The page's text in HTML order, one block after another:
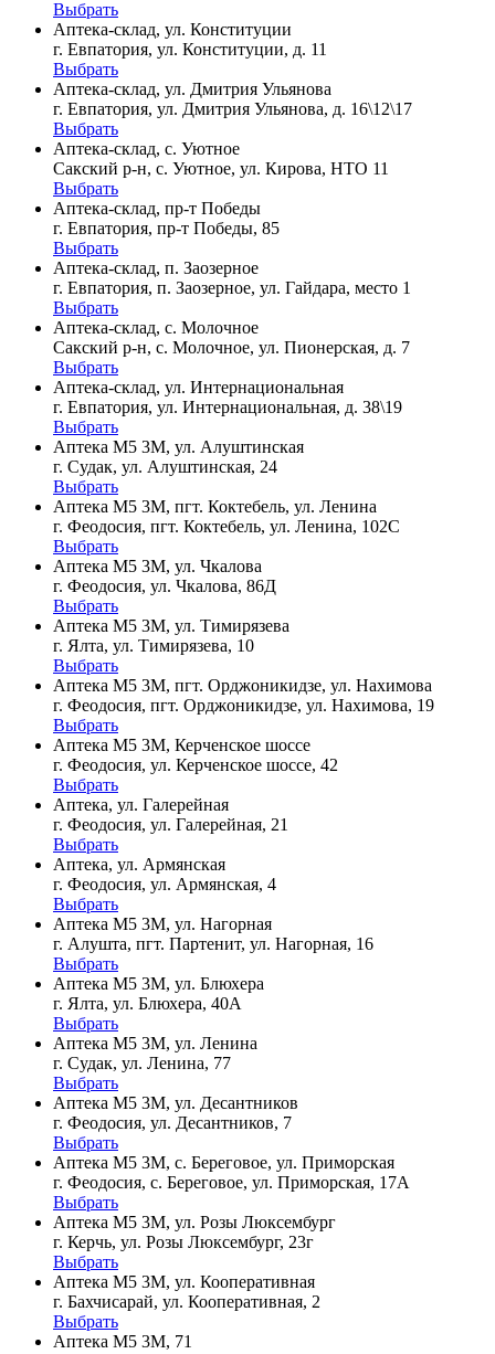
Выбрать
Аптека-склад, ул. Конституции
г. Евпатория, ул. Конституции, д. 11
Выбрать
Аптека-склад, ул. Дмитрия Ульянова
г. Евпатория, ул. Дмитрия Ульянова, д. 16\12\17
Выбрать
Аптека-склад, с. Уютное
Сакский р-н, с. Уютное, ул. Кирова, НТО 11
Выбрать
Аптека-склад, пр-т Победы
г. Евпатория, пр-т Победы, 85
Выбрать
Аптека-склад, п. Заозерное
г. Евпатория, п. Заозерное, ул. Гайдара, место 1
Выбрать
Аптека-склад, с. Молочное
Сакский р-н, с. Молочное, ул. Пионерская, д. 7
Выбрать
Аптека-склад, ул. Интернациональная
г. Евпатория, ул. Интернациональная, д. 38\19
Выбрать
Аптека М5 3М, ул. Алуштинская
г. Судак, ул. Алуштинская, 24
Выбрать
Аптека М5 3М, пгт. Коктебель, ул. Ленина
г. Феодосия, пгт. Коктебель, ул. Ленина, 102С
Выбрать
Аптека М5 3М, ул. Чкалова
г. Феодосия, ул. Чкалова, 86Д
Выбрать
Аптека М5 3М, ул. Тимирязева
г. Ялта, ул. Тимирязева, 10
Выбрать
Аптека М5 3М, пгт. Орджоникидзе, ул. Нахимова
г. Феодосия, пгт. Орджоникидзе, ул. Нахимова, 19
Выбрать
Аптека М5 3М, Керченское шоссе
г. Феодосия, ул. Керченское шоссе, 42
Выбрать
Аптека, ул. Галерейная
г. Феодосия, ул. Галерейная, 21
Выбрать
Аптека, ул. Армянская
г. Феодосия, ул. Армянская, 4
Выбрать
Аптека М5 3М, ул. Нагорная
г. Алушта, пгт. Партенит, ул. Нагорная, 16
Выбрать
Аптека М5 3М, ул. Блюхера
г. Ялта, ул. Блюхера, 40А
Выбрать
Аптека М5 3М, ул. Ленина
г. Судак, ул. Ленина, 77
Выбрать
Аптека М5 3М, ул. Десантников
г. Феодосия, ул. Десантников, 7
Выбрать
Аптека М5 3М, с. Береговое, ул. Приморская
г. Феодосия, с. Береговое, ул. Приморская, 17А
Выбрать
Аптека М5 3М, ул. Розы Люксембург
г. Керчь, ул. Розы Люксембург, 23г
Выбрать
Аптека М5 3М, ул. Кооперативная
г. Бахчисарай, ул. Кооперативная, 2
Выбрать
Аптека М5 3М, 71